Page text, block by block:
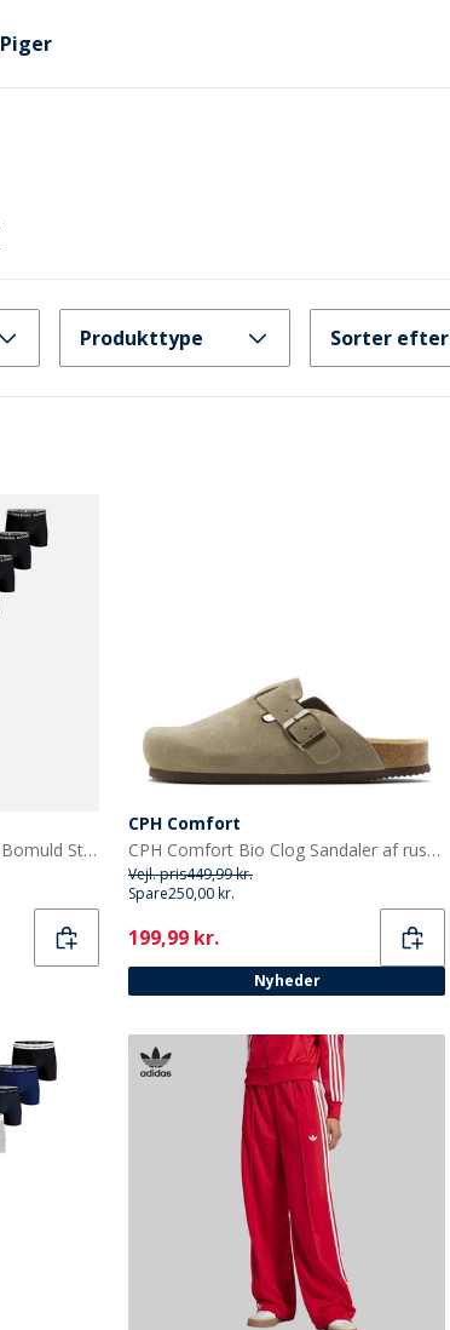
Piger
Produkttype Sorter efter
BJORN BORG Herre 12-pak Bomuld Stretch Boxers Multipack 1
CPH Comfort
CPH Comfort Bio Clog Sandaler af ruskind Taupe
Vejl. pris449,99 kr.
Spare250,00 kr.
Current
199,99 kr.
Nyheder